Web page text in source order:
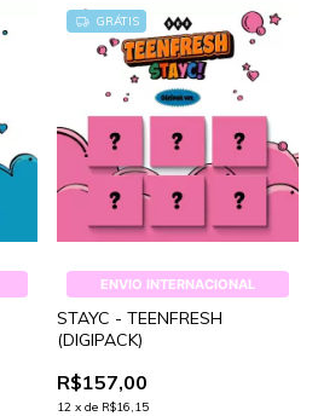
GRÁTIS
ENVIO INTERNACIONAL
STAYC - TEENFRESH
(DIGIPACK)
R$157,00
12 x de R$16,15